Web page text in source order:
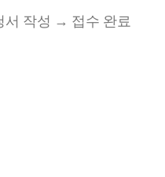
작성 → 접수 완료